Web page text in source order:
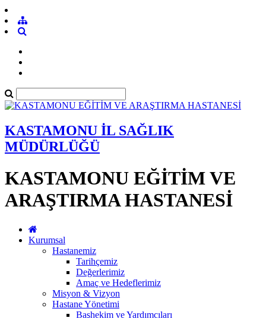
KASTAMONU İL SAĞLIK
MÜDÜRLÜĞÜ
KASTAMONU EĞİTİM VE
ARAŞTIRMA HASTANESİ
Kurumsal
Hastanemiz
Tarihçemiz
Değerlerimiz
Amaç ve Hedeflerimiz
Misyon & Vizyon
Hastane Yönetimi
Başhekim ve Yardımcıları